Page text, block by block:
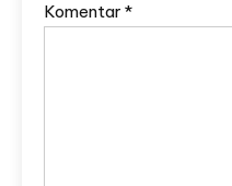
Komentar *